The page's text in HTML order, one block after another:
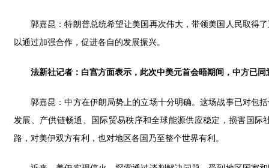
郭嘉昆：特朗普总统希望让美国再次伟大，带领美国人民取得
以通过加强合作，促进各自的发展振兴。
法新社记者：白宫方面表示，此次中美元首会晤期间，中方已
郭嘉昆：中方在伊朗局势上的立场十分明确。这场战事已对包
发展、产供链畅通、国际贸易秩序和全球能源供应稳定，损害国
路，对美伊双方有利，也对地区各国乃至整个世界有利。